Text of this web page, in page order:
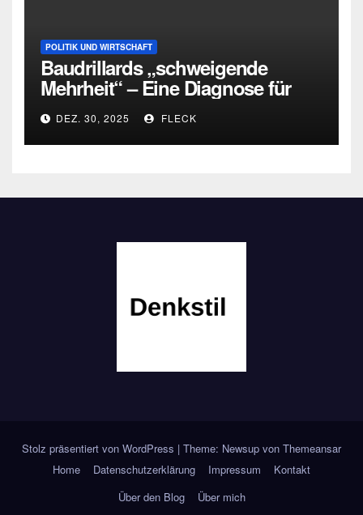
POLITIK UND WIRTSCHAFT
Baudrillards „schweigende
Mehrheit“ – Eine Diagnose für
heute
DEZ. 30, 2025 FLECK
Stolz präsentiert von WordPress | Theme: Newsup von Themeansar
Home
Datenschutzerklärung Impressum
Kontakt
Über den Blog
Über mich